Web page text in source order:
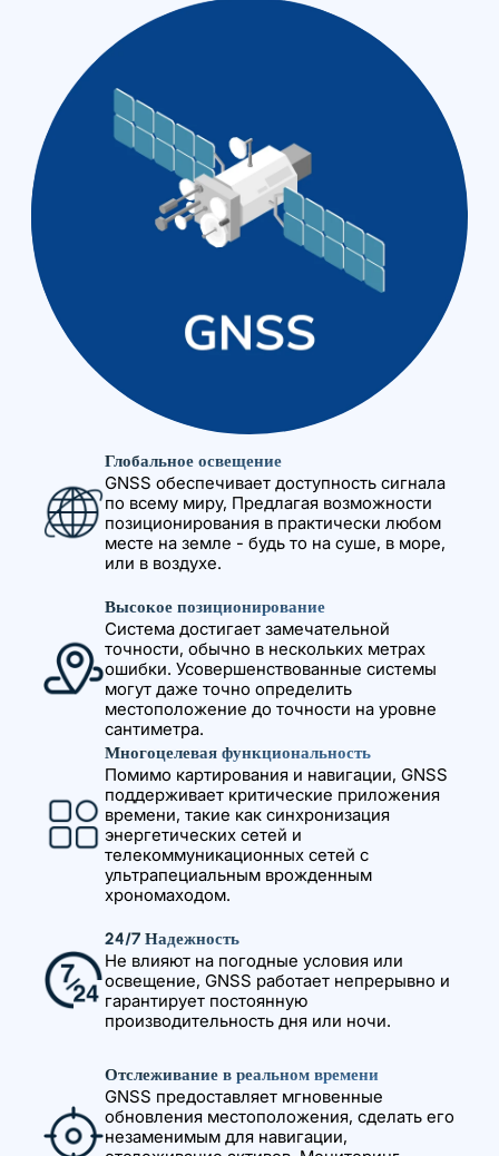
Глобальное освещение
GNSS обеспечивает доступность сигнала
по всему миру, Предлагая возможности
позиционирования в практически любом
месте на земле - будь то на суше, в море,
или в воздухе.
Высокое позиционирование
Система достигает замечательной
точности, обычно в нескольких метрах
ошибки. Усовершенствованные системы
могут даже точно определить
местоположение до точности на уровне
сантиметра.
Многоцелевая функциональность
Помимо картирования и навигации, GNSS
поддерживает критические приложения
времени, такие как синхронизация
энергетических сетей и
телекоммуникационных сетей с
ультрапециальным врожденным
хрономаходом.
24/7 Надежность
Не влияют на погодные условия или
освещение, GNSS работает непрерывно и
гарантирует постоянную
производительность дня или ночи.
Отслеживание в реальном времени
GNSS предоставляет мгновенные
обновления местоположения, сделать его
незаменимым для навигации,